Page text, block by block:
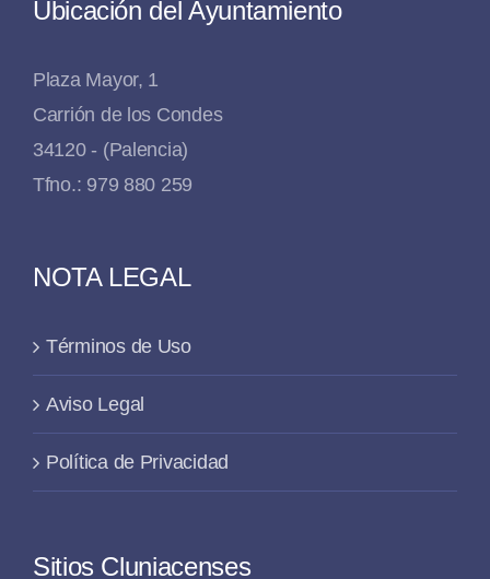
Ubicación del Ayuntamiento
Plaza Mayor, 1
Carrión de los Condes
34120 - (Palencia)
Tfno.: 979 880 259
NOTA LEGAL
Términos de Uso
Aviso Legal
Política de Privacidad
Sitios Cluniacenses